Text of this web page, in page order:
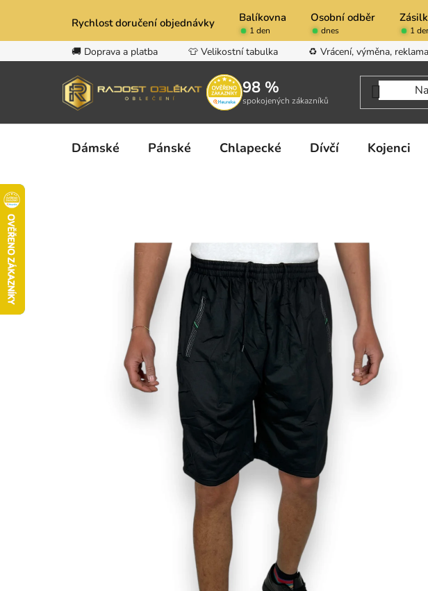
obsah
Rychlost doručení objednávky Balíkovna Osobní odběr
1 den dnes 1
🚚 Doprava a platba 👕 Velikostní tabulka ♻️ Vrácení, výměna,
98 %
spokojených zákazníků
Dámské Pánské Chlapecké Dívčí Kojenci